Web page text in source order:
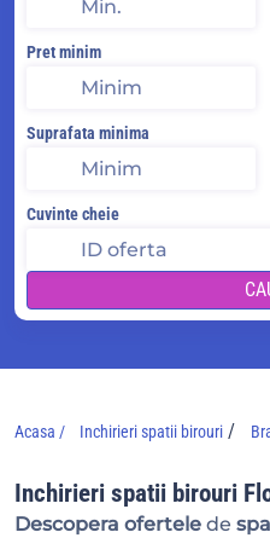
Pret minim
Suprafata minima
Cuvinte cheie
Acasa / Inchirieri spatii birouri /
Inchirieri spatii birouri
Descopera ofertele de